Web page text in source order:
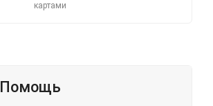
картами
Помощь